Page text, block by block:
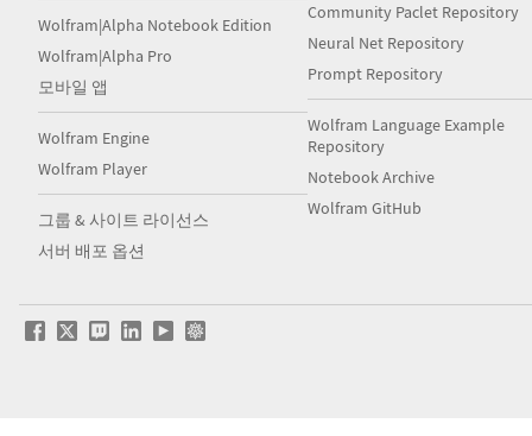
Wolfram|Alpha Notebook Edition
Wolfram|Alpha Pro
모바일 앱
Wolfram Engine
Wolfram Player
그룹 & 사이트 라이선스
서버 배포 옵션
Community Paclet Repository
Neural Net Repository
Prompt Repository
Wolfram Language Example
Repository
Notebook Archive
Wolfram GitHub